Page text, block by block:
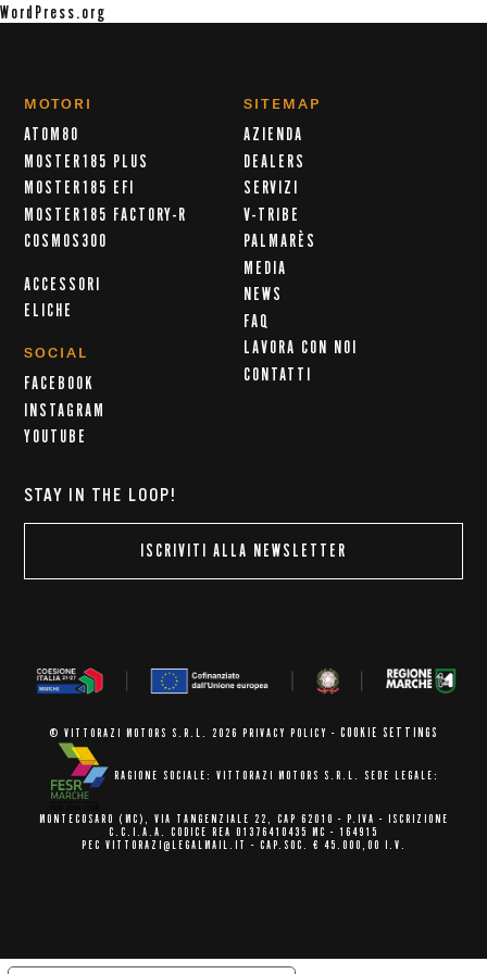
WordPress.org
MOTORI
ATOM80
MOSTER185 PLUS
MOSTER185 EFI
MOSTER185 FACTORY-R
COSMOS300
ACCESSORI
ELICHE
SOCIAL
FACEBOOK
INSTAGRAM
YOUTUBE
SITEMAP
AZIENDA
DEALERS
SERVIZI
V-TRIBE
PALMARÈS
MEDIA
NEWS
FAQ
LAVORA CON NOI
CONTATTI
STAY IN THE LOOP!
ISCRIVITI ALLA NEWSLETTER
© VITTORAZI MOTORS S.R.L. 2026 PRIVACY POLICY - COOKIE SETTINGS
RAGIONE SOCIALE: VITTORAZI MOTORS S.R.L. SEDE LEGALE:
MONTECOSARO (MC), VIA TANGENZIALE 22, CAP 62010 - P.IVA - ISCRIZIONE
C.C.I.A.A. CODICE REA 01376410435 MC - 164915
PEC VITTORAZI@LEGALMAIL.IT - CAP.SOC. € 45.000,00 I.V.